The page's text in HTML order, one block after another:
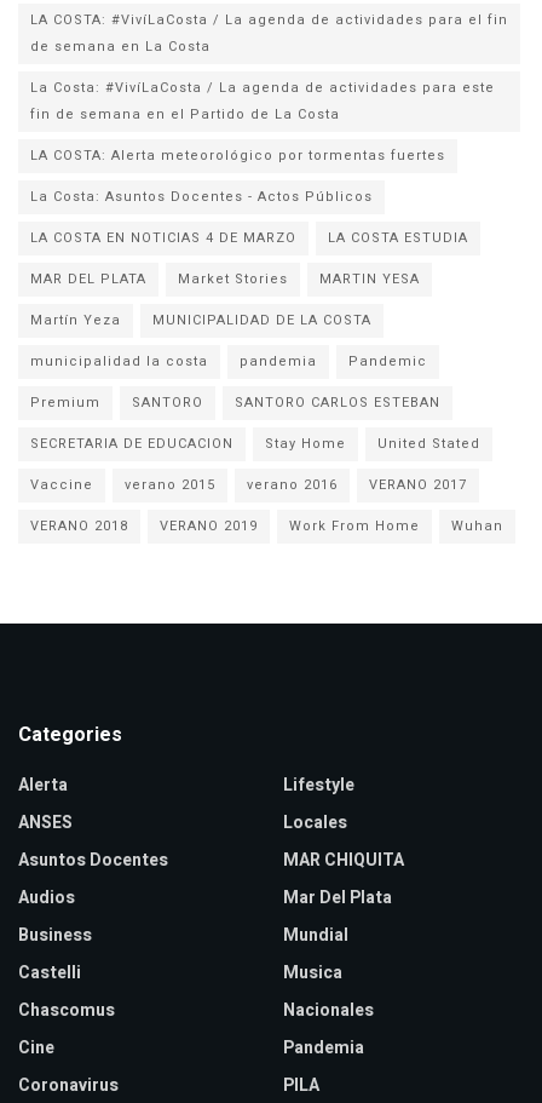
LA COSTA: #VivíLaCosta / La agenda de actividades para el fin
de semana en La Costa
La Costa: #VivíLaCosta / La agenda de actividades para este
fin de semana en el Partido de La Costa
LA COSTA: Alerta meteorológico por tormentas fuertes
La Costa: Asuntos Docentes - Actos Públicos
LA COSTA EN NOTICIAS 4 DE MARZO
LA COSTA ESTUDIA
MAR DEL PLATA
Market Stories
MARTIN YESA
Martín Yeza
MUNICIPALIDAD DE LA COSTA
municipalidad la costa
pandemia
Pandemic
Premium
SANTORO
SANTORO CARLOS ESTEBAN
SECRETARIA DE EDUCACION
Stay Home
United Stated
Vaccine
verano 2015 verano 2016
VERANO 2017
VERANO 2018
VERANO 2019 Work From Home Wuhan
Categories
Alerta
ANSES
Asuntos Docentes
Audios
Business
Castelli
Chascomus
Cine
Coronavirus
Lifestyle
Locales
MAR CHIQUITA
Mar Del Plata
Mundial
Musica
Nacionales
Pandemia
PILA